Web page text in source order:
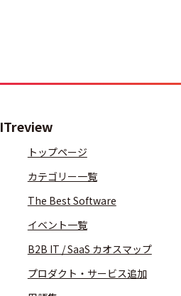
ITreview
トップページ
カテゴリー一覧
The Best Software
イベント一覧
B2B IT / SaaS カオスマップ
プロダクト・サービス追加